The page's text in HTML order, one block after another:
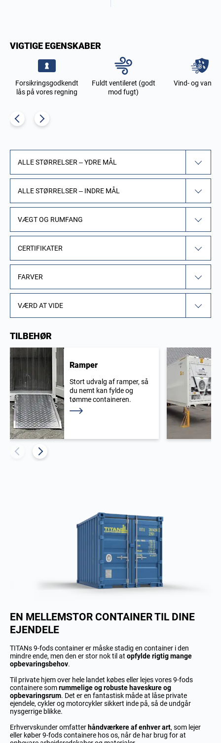
VIGTIGE EGENSKABER
Forsikringsgodkendt
lås på vores regning
Fuldt ventileret (godt
mod fugt)
Vind- og
ALLE STØRRELSER – YDRE MÅL
ALLE STØRRELSER – INDRE MÅL
VÆGT OG RUMFANG
CERTIFIKATER
FARVER
VÆRD AT VIDE
TILBEHØR
Ramper
Stort udvalg af ramper, så
du nemt kan fylde og
tømme containeren.
Læs mere
EN MELLEMSTOR CONTAINER TIL DINE
EJENDELE
TITANs 9-fodscontainerer måske stadig en container i den
mindre ende, men den er stor nok til at opfylde rigtig mange
opbevaringsbehov.
Til private hjem over hele landet købes eller lejes vores 9-fods
containere somrummelige og robuste haveskure og
opbevaringsrum. Det er en fantastisk måde at låse private
ejendele, cykler og motorcykler sikkert inde på, så de undgår
nysgerrige blikke.
Erhvervskunder omfatterhåndværkere af enhver art, som lejer
eller køber 9-fods containere hos os, når de har brug for at